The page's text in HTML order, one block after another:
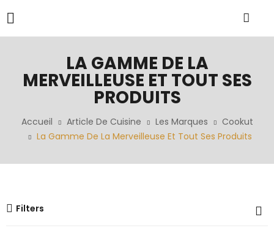
LA GAMME DE LA
MERVEILLEUSE ET TOUT SES
PRODUITS
Accueil Article De Cuisine Les Marques
Cookut
La Gamme De La Merveilleuse Et Tout Ses Produits
Filters